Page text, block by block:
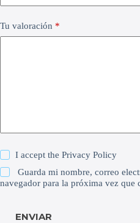
Tu valoración *
I accept thePrivacy Policy
Guarda mi nombre, correo
navegador para la próxima vez que
ENVIAR